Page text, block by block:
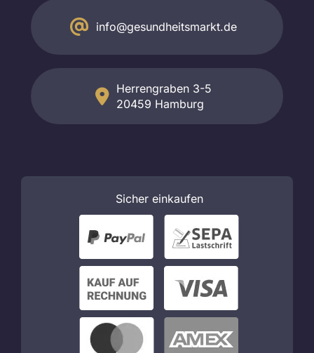
info@gesundheitsmarkt.de
Herrengraben 3-5
20459 Hamburg
Sicher einkaufen